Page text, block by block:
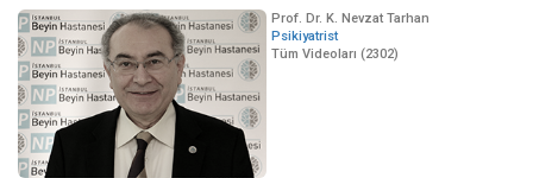
Prof. Dr. K. Nevzat Tarhan
Psikiyatrist
Tüm Videoları (2302)